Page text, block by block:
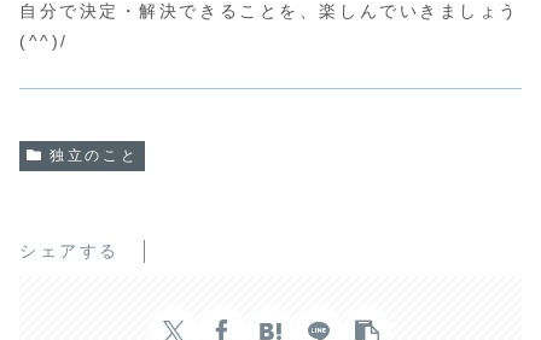
自分で決定・解決できることを、楽しんでいきましょう
(^^)/
独立のこと
シェアする